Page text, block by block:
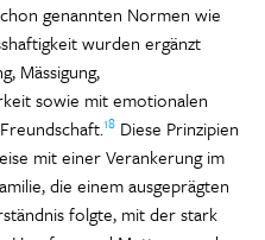
genannten Normen wie
wurden ergänzt
Mässigung,
sowie mit emotionalen
18 Diese Prinzipien
mit einer Verankerung im
die einem ausgeprägten
folgte, mit der stark